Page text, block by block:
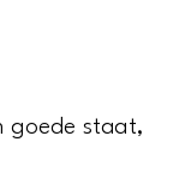
goede staat,